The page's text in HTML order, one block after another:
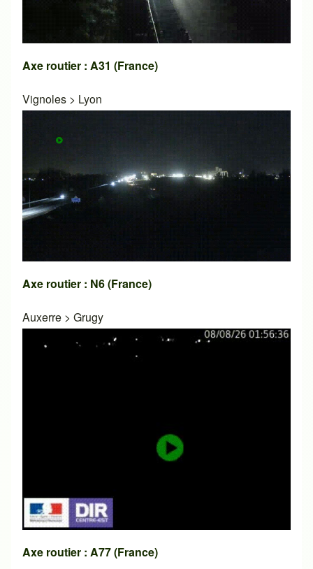
Axe routier : A31 (France)
Vignoles > Lyon
Axe routier : N6 (France)
Auxerre > Grugy
Axe routier : A77 (France)